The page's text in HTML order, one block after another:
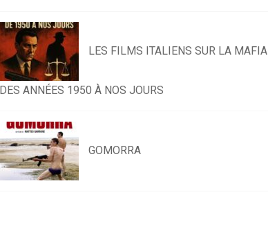
LES FILMS ITALIENS SUR LA MAFIA
DES ANNÉES 1950 À NOS JOURS
GOMORRA